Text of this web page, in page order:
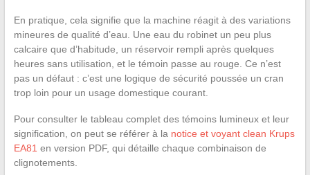
En pratique, cela signifie que la machine réagit à des variations
mineures de qualité d’eau. Une eau du robinet un peu plus
calcaire que d’habitude, un réservoir rempli après quelques
heures sans utilisation, et le témoin passe au rouge. Ce n’est
pas un défaut : c’est une logique de sécurité poussée un cran
trop loin pour un usage domestique courant.
Pour consulter le tableau complet des témoins lumineux et leur
signification, on peut se référer à la notice et voyant clean Krups
EA81 en version PDF, qui détaille chaque combinaison de
clignotements.